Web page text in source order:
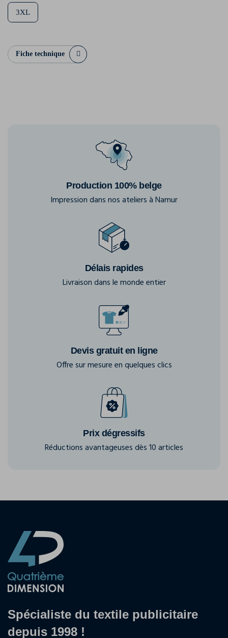
3XL
Fiche technique
Production 100% belge
Impression dans nos ateliers à Namur
Délais rapides
Livraison dans le monde entier
Devis gratuit en ligne
Offre sur mesure en quelques clics
Prix dégressifs
Réductions avantageuses dès 10 articles
Spécialiste du textile publicitaire
depuis 1998 !